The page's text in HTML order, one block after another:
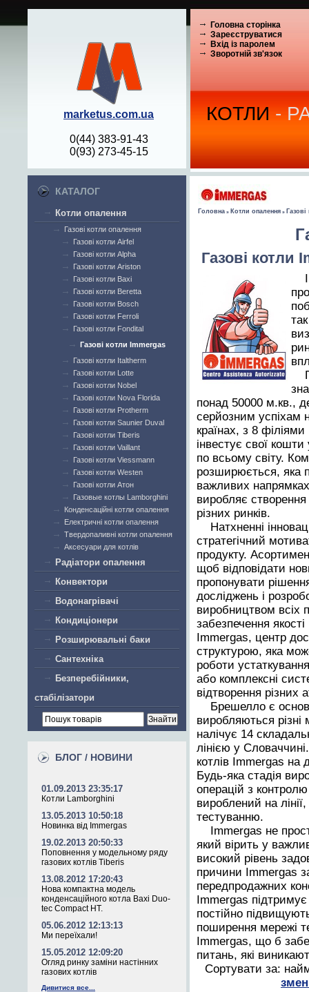
marketus.com.ua
0(44) 383-91-43
0(93) 273-45-15
КОТЛИ -
Головна сторінка
Зареєструватися
Вхід із паролем
Зворотній зв'язок
КАТАЛОГ
Котли опалення
Газові котли опалення
Газові котли Airfel
Газові котли Alpha
Газові котли Ariston
Газові котли Baxi
Газові котли Beretta
Газові котли Bosch
Газові котли Ferroli
Газові котли Fondital
Газові котли Immergas
Газові котли Italtherm
Газові котли Lotte
Газові котли Nobel
Газові котли Nova Florida
Газові котли Protherm
Газові котли Saunier Duval
Газові котли Tiberis
Газові котли Vaillant
Газові котли Viessmann
Газові котли Westen
Газові котли Атон
Газовые котлы Lamborghini
Конденсаційні котли опалення
Електричні котли опалення
Твердопаливні котли опалення
Аксесуари для котлів
Радіатори опалення
Конвектори
Водонагрівачі
Кондиціонери
Розширювальні баки
Сантехніка
Безперебійники,
стабілізатори
БЛОГ / НОВИНИ
01.09.2013 23:35:17
Котли Lamborghini
13.05.2013 10:50:18
Новинка від Immergas
19.02.2013 20:50:33
Поповнення у модельному ряду
газових котлів Tiberis
13.08.2012 17:20:43
Нова компактна модель
конденсаційного котла Baxi Duo-
tec Compact HT.
05.06.2012 12:13:13
Ми переїхали!
15.05.2012 12:09:20
Огляд ринку заміни настінних
газових котлів
Дивитися все...
Головна » Котли опалення »
Газові котли
понад 50000 м.кв.,
серйозним успіхам
країнах, з 8
інвестує свої кошти
по всьому світу.
розширюється, яка
важливих
виробляє
різних ринків.
Натхненні
стратегічний
продукту.
щоб відповідати
пропонувати
досліджень і
виробництвом всіх
забезпечення
Immergas, центр
структурою, яка
роботи
або комплексні
відтворення різних
Брешелло є
виробляються різні
налічує 14
лінією у
котлів Immergas на
Будь-яка стадія
операцій з
вироблений на
тестуванню.
Immergas не
який вірить у
високий рівень
причини Immergas
передпродажних
Immergas підтримує
постійно
поширення мережі
Immergas, що б
питань, які
Сортувати за: